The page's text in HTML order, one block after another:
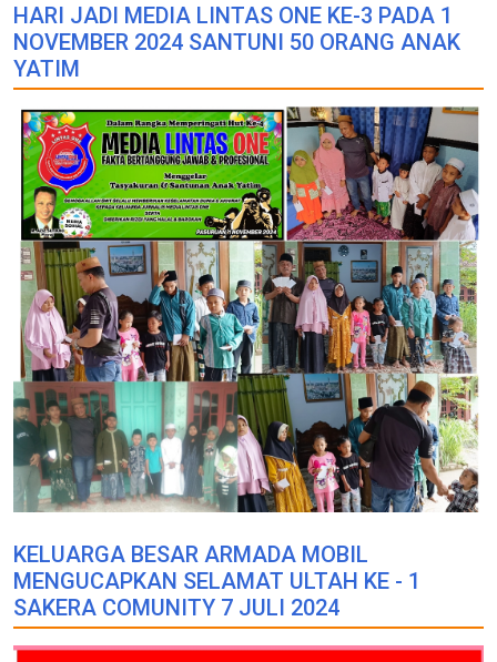
HARI JADI MEDIA LINTAS ONE KE-3 PADA 1
NOVEMBER 2024 SANTUNI 50 ORANG ANAK
YATIM
KELUARGA BESAR ARMADA MOBIL
MENGUCAPKAN SELAMAT ULTAH KE - 1
SAKERA COMUNITY 7 JULI 2024